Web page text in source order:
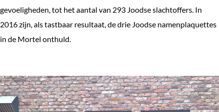
gevoeligheden, tot het aantal van 293 Joodse slachtoffers. In
2016 zijn, als tastbaar resultaat, de drie Joodse namenplaquettes
in de Mortel onthuld.